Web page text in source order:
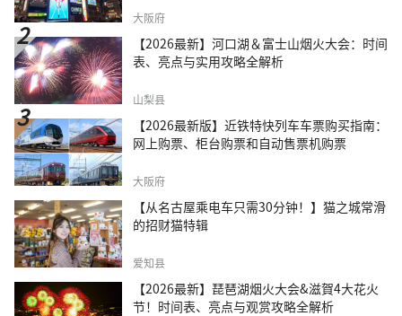
大阪府
【2026最新】河口湖＆富士山烟火大会：时间
表、亮点与实用攻略全解析
山梨县
【2026最新版】近铁特快列车车票购买指南：
网上购票、柜台购票和自动售票机购票
大阪府
【从名古屋乘电车只需30分钟！】猫之城常滑
的招财猫特辑
爱知县
【2026最新】琵琶湖烟火大会&滋賀4大花火
节！时间表、亮点与观赏攻略全解析